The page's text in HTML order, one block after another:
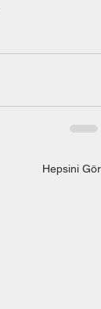
Hepsini Gör